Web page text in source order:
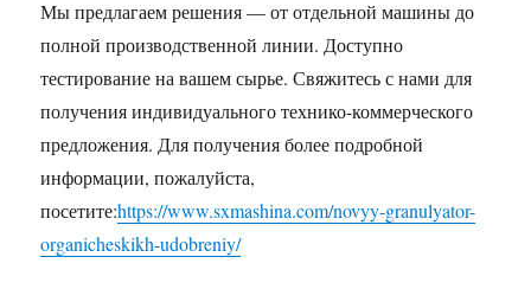
Мы предлагаем решения — от отдельной машины до
полной производственной линии. Доступно
тестирование на вашем сырье. Свяжитесь с нами для
получения индивидуального технико-коммерческого
предложения. Для получения более подробной
информации, пожалуйста,
посетите:https://www.sxmashina.com/novyy-granulyator-
organicheskikh-udobreniy/